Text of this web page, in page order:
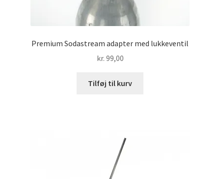
Premium Sodastream adapter med lukkeventil
kr. 99,00
Tilføj til kurv